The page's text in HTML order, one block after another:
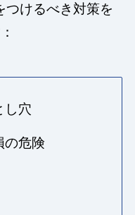
つけるべき対策を
し穴
の危険